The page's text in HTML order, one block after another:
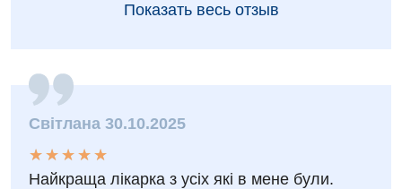
Энциклопедия
Программа лояльности
Отзывы
Инструментальная диагностика
Рентгенография
Показать весь отзыв
Світлана 30.10.2025
★
★
★
★
★
★ ★ ★ ★ ★
Найкраща лікарка з усіх які в мене були.